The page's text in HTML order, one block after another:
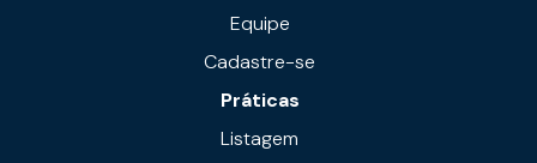
Equipe
Cadastre-se
Práticas
Listagem